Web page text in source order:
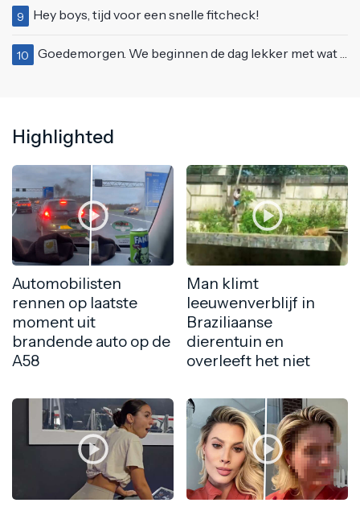
9 Hey boys, tijd voor een snelle fitcheck!
10 Goedemorgen. We beginnen de dag lekker met wat rek- en strekoefeningen
Highlighted
Automobilisten
rennen op laatste
moment uit
brandende auto op de
A58
Man klimt
leeuwenverblijf in
Braziliaanse
dierentuin en
overleeft het niet